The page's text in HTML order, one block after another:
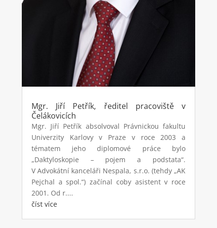
Mgr. Jiří Petřík, ředitel pracoviště v
Čelákovicích
Mgr. Jiří Petřík absolvoval Právnickou fakultu
Univerzity Karlovy v Praze v roce 2003 a
tématem jeho diplomové práce bylo
„Daktyloskopie – pojem a podstata“.
V Advokátní kanceláři Nespala, s.r.o. (tehdy „AK
Pejchal a spol.“) začínal coby asistent v roce
2001. Od r....
číst více